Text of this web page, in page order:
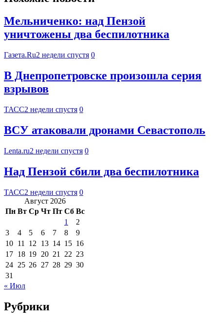
Мельниченко: над Пензой
уничтожены два беспилотника
Газета.Ru2 недели спустя 0
В Днепропетровске произошла серия
взрывов
ТАСС2 недели спустя 0
ВСУ атаковали дронами Севастополь
Lenta.ru2 недели спустя 0
Над Пензой сбили два беспилотника
ТАСС2 недели спустя 0
Август 2026
Пн Вт Ср Чт Пт Сб Вс
1
2
3
4 5 6 7 8
9
10 11 12 13 14 15 16
17 18 19 20 21 22 23
24 25 26 27 28 29 30
31
« Июл
Рубрики